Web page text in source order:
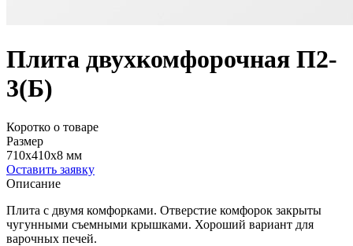
Плита двухкомфорочная П2-
3(Б)
Коротко о товаре
Размер
710x410x8 мм
Оставить заявку
Описание
Плита с двумя комфорками. Отверстие комфорок закрыты
чугунными съемными крышками. Хороший вариант для
варочных печей.